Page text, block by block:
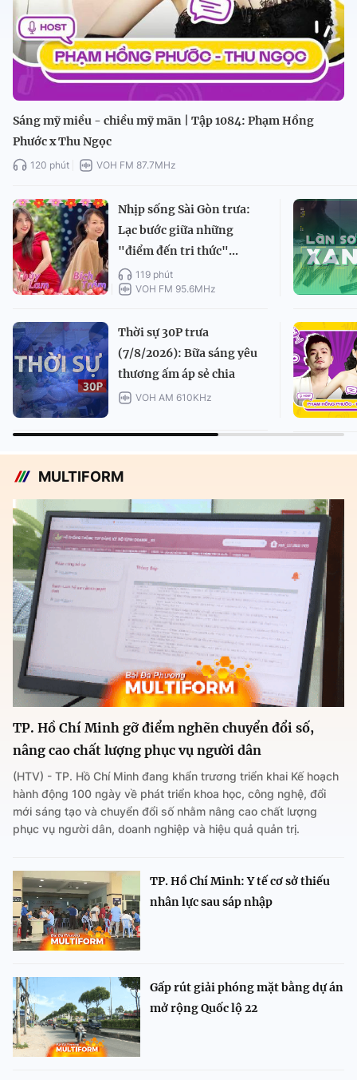
Sáng mỹ miều - chiều mỹ mãn | Tập 1084: Phạm Hồng
Phước x Thu Ngọc
120 phút VOH FM 87.7MHz
Nhịp sống Sài Gòn trưa:
Lạc bước giữa những
"điểm đến tri thức"...
119 phút
VOH FM 95.6MHz
Thời sự 30P trưa
(7/8/2026): Bữa sáng yêu
thương ấm áp sẻ chia
VOH AM 610KHz
MULTIFORM
TP. Hồ Chí Minh gỡ điểm nghẽn chuyển đổi số,
nâng cao chất lượng phục vụ người dân
(HTV) - TP. Hồ Chí Minh đang khẩn trương triển khai Kế hoạch
hành động 100 ngày về phát triển khoa học, công nghệ, đổi
mới sáng tạo và chuyển đổi số nhằm nâng cao chất lượng
phục vụ người dân, doanh nghiệp và hiệu quả quản trị.
TP. Hồ Chí Minh: Y tế cơ sở thiếu
nhân lực sau sáp nhập
Gấp rút giải phóng mặt bằng dự án
mở rộng Quốc lộ 22